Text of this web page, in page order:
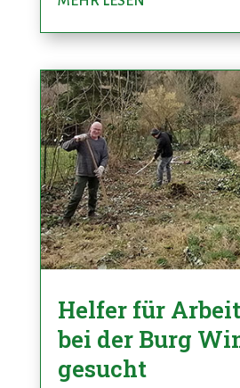
Helfer für
bei der Burg
gesucht